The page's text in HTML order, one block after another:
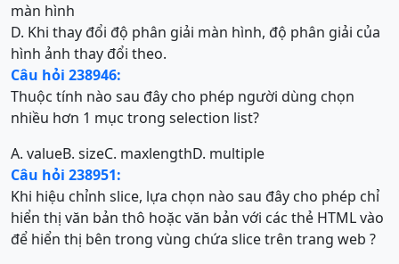
màn hình
D. Khi thay đổi độ phân giải màn hình, độ phân giải của
hình ảnh thay đổi theo.
Câu hỏi 238946:
Thuộc tính nào sau đây cho phép người dùng chọn
nhiều hơn 1 mục trong selection list?
A. valueB. sizeC. maxlengthD. multiple
Câu hỏi 238951:
Khi hiệu chỉnh slice, lựa chọn nào sau đây cho phép chỉ
hiển thị văn bản thô hoặc văn bản với các thẻ HTML vào
để hiển thị bên trong vùng chứa slice trên trang web ?